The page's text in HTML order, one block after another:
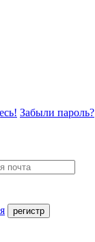
Забыли пароль?
регистр